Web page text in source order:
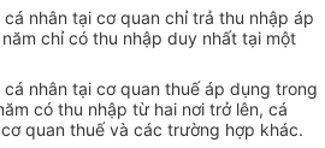
nhân tại cơ quan chỉ trả thu nhập áp
chỉ có thu nhập duy nhất tại một
nhân tại cơ quan thuế áp dụng trong
có thu nhập từ hai nơi trở lên, cá
quan thuế và các trường hợp khác.